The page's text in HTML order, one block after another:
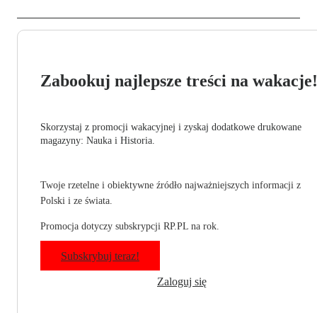
Zabookuj najlepsze treści na wakacje!
Skorzystaj z promocji wakacyjnej i zyskaj dodatkowe drukowane
magazyny: Nauka i Historia.
Twoje rzetelne i obiektywne źródło najważniejszych informacji z
Polski i ze świata.
Promocja dotyczy subskrypcji RP.PL na rok.
Subskrybuj teraz!
Zaloguj się